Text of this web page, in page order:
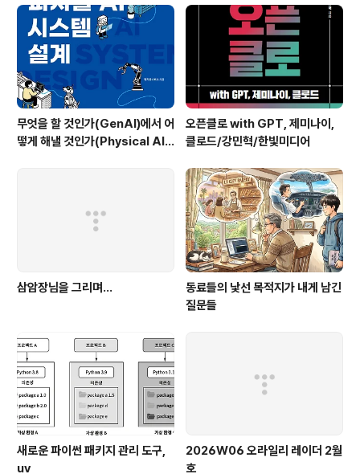
다. 조금 슬퍼진다. 신입들은 넘치는 열정으로 신기술에 대
한 열망도 크고 에너지가 넘치지만, 균형감각이나 현실감
각(실용적인 접근), 노련미는 떨어진다. 저자는 이 둘의 균
형을 잘 잡아 설명하..
무엇을 할 것인가(GenAI)에서 어
떻게 해낼 것인가(Physical AI)
오픈클로 with GPT, 제미나이,
클로드/강민혁/한빛미디어
삼암장님을 그리며...
동료들의 낯선 목적지가 내게 남긴
질문들
새로운 파이썬 패키지 관리 도구,
uv
2026W06 오라일리 레이더 2월
호